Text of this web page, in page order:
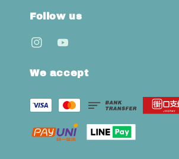
Follow us
We accept